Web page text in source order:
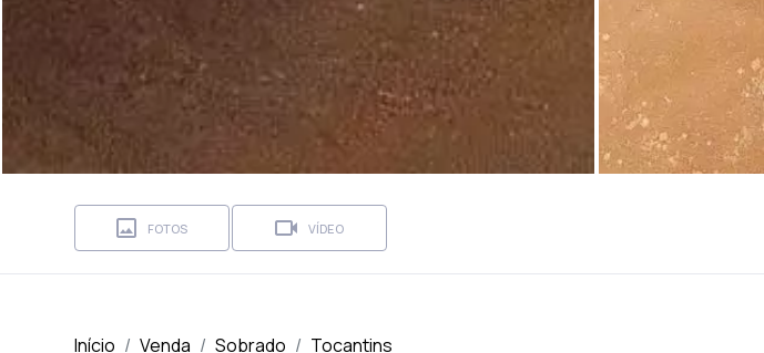
FOTOS VÍDEO
Início Venda Sobrado Tocantins